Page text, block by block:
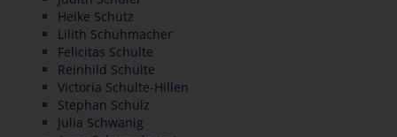
Heike Schütz
Lilith Schuhmacher
Felicitas Schulte
Reinhild Schulte
Victoria Schulte-Hillen
Stephan Schulz
Julia Schwanig